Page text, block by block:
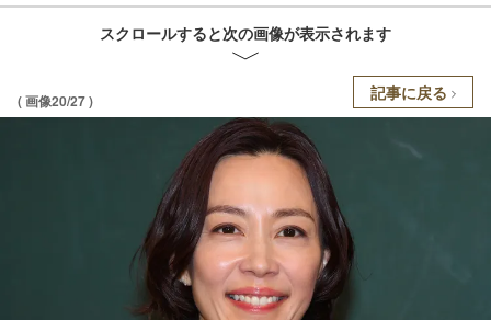
スクロールすると次の画像が表示されます
( 画像20/27 ) 記事に戻る